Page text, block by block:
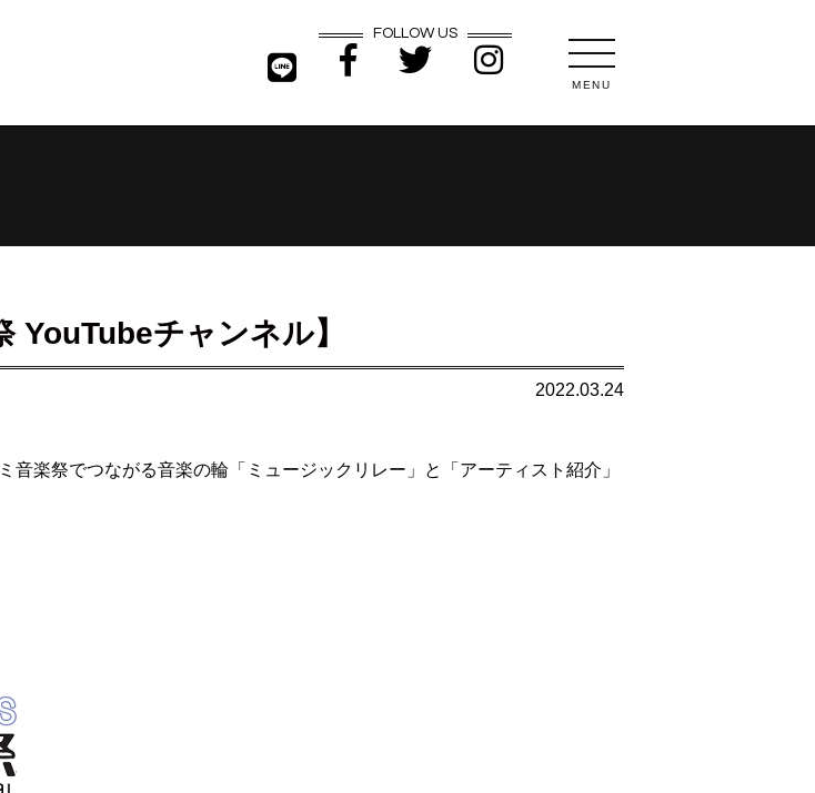
MENU
FOLLOW US
YouTubeチャンネル】
2022.03.24
楽祭でつながる音楽の輪「ミュージックリレー」と「アーティスト紹介」